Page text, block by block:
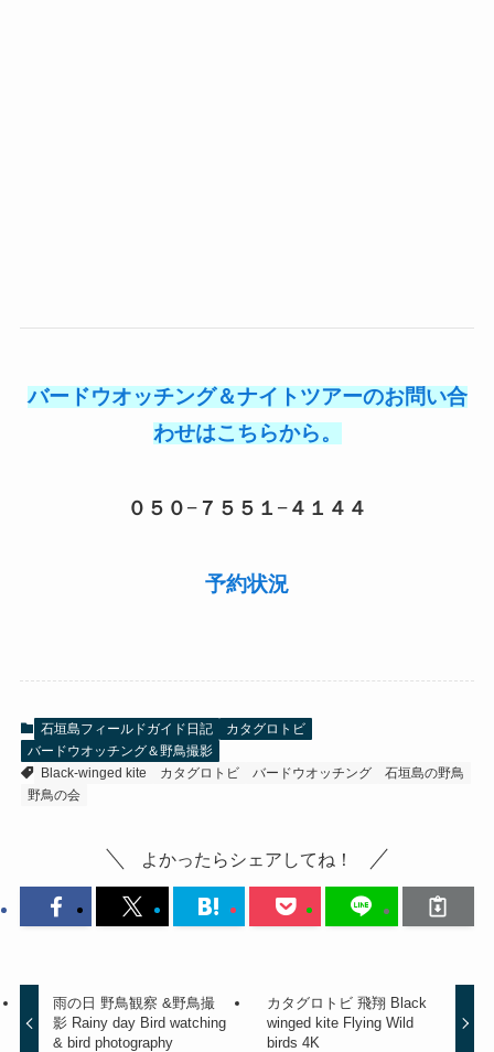
バードウオッチング＆ナイトツアーのお問い合
わせはこちらから。
０５０−７５５１−４１４４
予約状況
石垣島フィールドガイド日記
カタグロトビ
バードウオッチング＆野鳥撮影
Black-winged kite
カタグロトビ バードウオッチング
石垣島の野鳥
野鳥の会
よかったらシェアしてね！
雨の日 野鳥観察 &野鳥撮
影 Rainy day Bird watching
& bird photography
カタグロトビ 飛翔 Black
winged kite Flying Wild
birds 4K